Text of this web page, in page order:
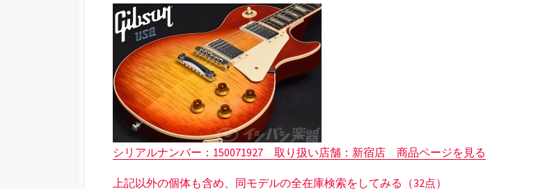
シリアルナンバー：150071927 取り扱い店舗：新宿店 商品ページを見る
上記以外の個体も含め、同モデルの全在庫検索をしてみる（32点）